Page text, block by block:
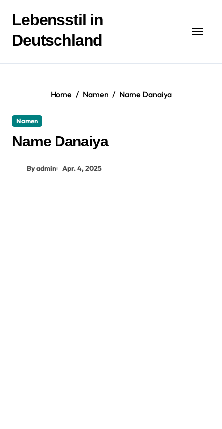
Inhalt
springen
Lebensstil in
Deutschland
Home Namen Name Danaiya
Namen
Name Danaiya
By admin Apr. 4, 2025